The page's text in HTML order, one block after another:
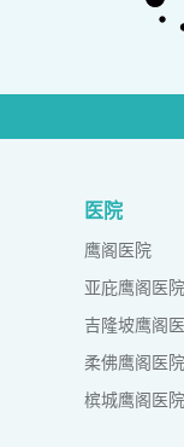
医院
鹰阁医院
亚庇鹰阁医院
吉隆坡鹰阁
柔佛鹰阁医院
槟城鹰阁医院